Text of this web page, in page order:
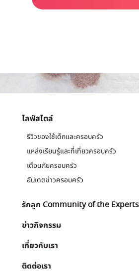
ไลฟ์สไตล์
รีวิวของใช้เด็กและครอบครัว
แหล่งเรียนรู้และที่เที่ยวครอบครัว
เตือนภัยครอบครัว
อัปเดตข่าวครอบครัว
รักลูก Community of the Experts
ข่าวกิจกรรม
เกี่ยวกับเรา
ติดต่อเรา